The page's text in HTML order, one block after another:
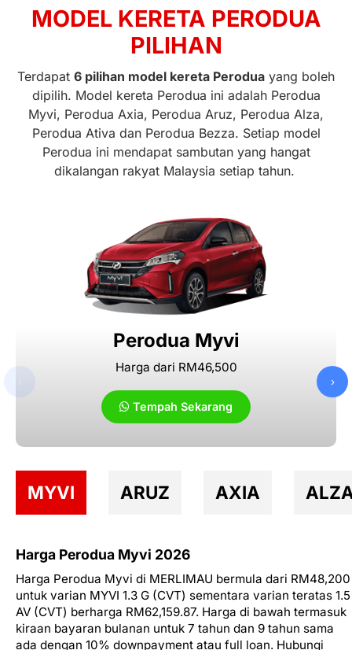
MODEL KERETA PERODUA
PILIHAN
Terdapat 6 pilihan model kereta Perodua yang boleh
dipilih. Model kereta Perodua ini adalah Perodua
Myvi, Perodua Axia, Perodua Aruz, Perodua Alza,
Perodua Ativa dan Perodua Bezza. Setiap model
Perodua ini mendapat sambutan yang hangat
dikalangan rakyat Malaysia setiap tahun.
Perodua Myvi
Harga dari RM46,500
Tempah Sekarang
›
MYVI ARUZ AXIA
Harga Perodua Myvi 2026
Harga Perodua Myvi di MERLIMAU bermula dari RM48,200
untuk varian MYVI 1.3 G (CVT) sementara varian teratas 1.5
AV (CVT) berharga RM62,159.87. Harga di bawah termasuk
kiraan bayaran bulanan untuk 7 tahun dan 9 tahun sama
ada dengan 10% downpayment atau full loan. Hubungi